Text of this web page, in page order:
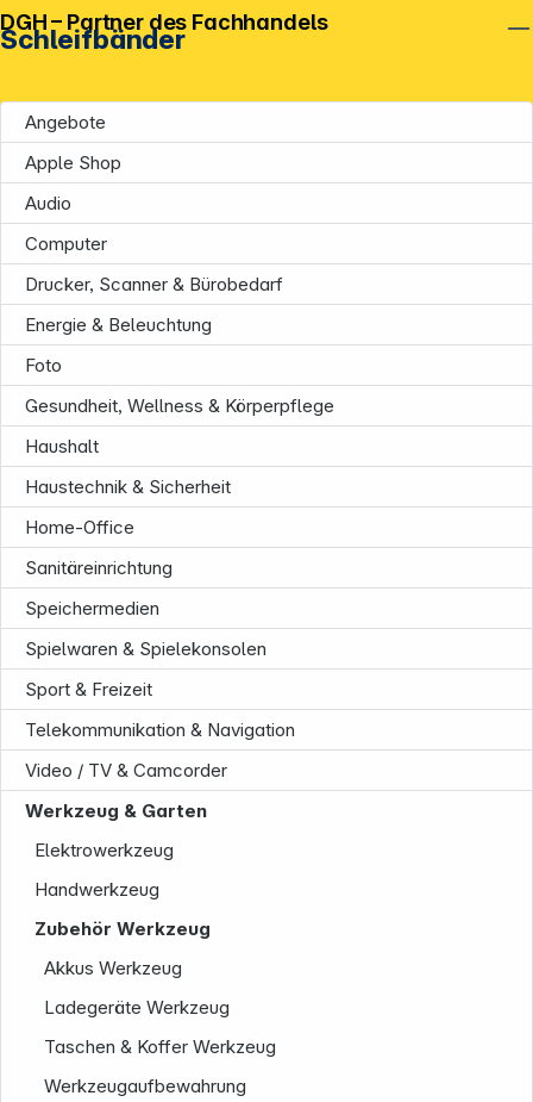
Schleifbänder
Angebote
Apple Shop
Audio
Computer
Drucker, Scanner & Bürobedarf
Energie & Beleuchtung
Foto
Gesundheit, Wellness & Körperpflege
Haushalt
Haustechnik & Sicherheit
Home-Office
Sanitäreinrichtung
Speichermedien
Spielwaren & Spielekonsolen
Sport & Freizeit
Telekommunikation & Navigation
Video / TV & Camcorder
Werkzeug & Garten
Elektrowerkzeug
Handwerkzeug
Zubehör Werkzeug
Akkus Werkzeug
Ladegeräte Werkzeug
Taschen & Koffer Werkzeug
Werkzeugaufbewahrung
DGH – Partner des Fachhandels
Unternehmen